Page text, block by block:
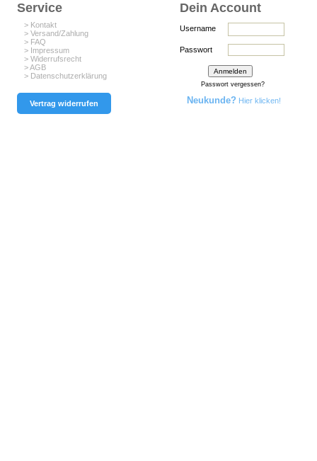
Service
> Kontakt
> Versand/Zahlung
> FAQ
> Impressum
> Widerrufsrecht
> AGB
> Datenschutzerklärung
Vertrag widerrufen
Dein Account
Username
Passwort
Passwort vergessen?
Neukunde? Hier klicken!